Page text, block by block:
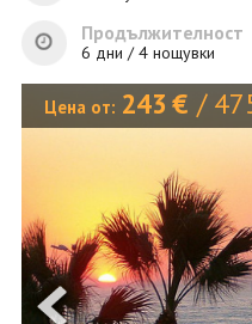
ЗА НАС
ПОСЛЕДВАЙТЕ НИ
Продължителност
6 дни / 4 нощувки
Цена от: 243 € /